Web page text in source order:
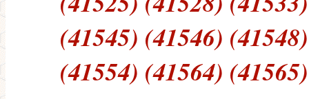
(41545) (41546)
(41554) (41564)